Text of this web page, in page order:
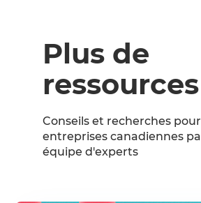
Plus de
ressources
Conseils et recherches
entreprises canadiennes
équipe d'experts